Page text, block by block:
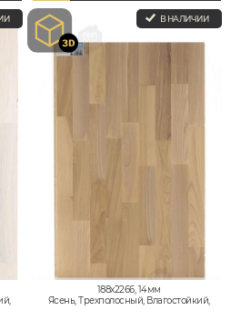
В НАЛИЧИИ
188x2266, 14мм
Ясень, Трехполосный, Влагостойкий,